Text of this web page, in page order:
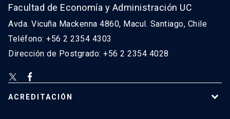
Facultad de Economía y Administración UC
Avda. Vicuña Mackenna 4860, Macul. Santiago, Chile
Teléfono: +56 2 2354 4303
Dirección de Postgrado: +56 2 2354 4028
ACREDITACIÓN